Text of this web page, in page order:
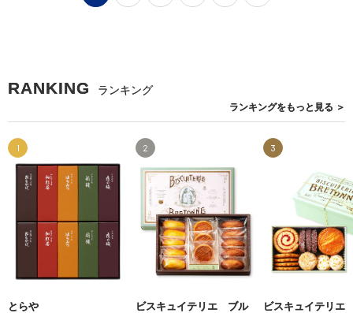
RANKING ランキング
ランキングをもっと見る ＞
1
とらや
2
ビスキュイテリエ ブル
3
ビスキュイテリ